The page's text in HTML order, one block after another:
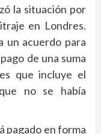
la situación por
en Londres.
un acuerdo para
de una suma
que incluye el
no se había
pagado en forma